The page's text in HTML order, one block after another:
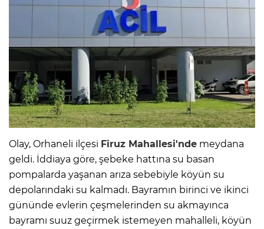
Olay, Orhaneli ilçesi Firuz Mahallesi'nde meydana
geldi. İddiaya göre, şebeke hattına su basan
pompalarda yaşanan arıza sebebiyle köyün su
depolarındaki su kalmadı. Bayramın birinci ve ikinci
gününde evlerin çeşmelerinden su akmayınca
bayramı suuz geçirmek istemeyen mahalleli, köyün